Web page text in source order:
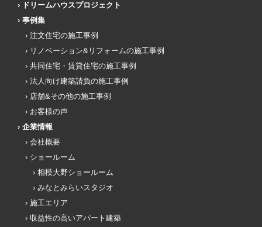
ドリームハウスプロジェクト
事例集
注文住宅の施工事例
リノベーション&リフォームの施工事例
共同住宅・賃貸住宅の施工事例
法人向け建築請負の施工事例
店舗&その他の施工事例
お客様の声
企業情報
会社概要
ショールーム
相模大野ショールーム
みなとみらいスタジオ
施工エリア
収益性の高いアパート建築